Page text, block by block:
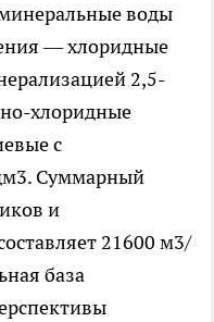
воды
— хлоридные
2,5-
хлоридные
с
Суммарный
и
21600 м3/
база